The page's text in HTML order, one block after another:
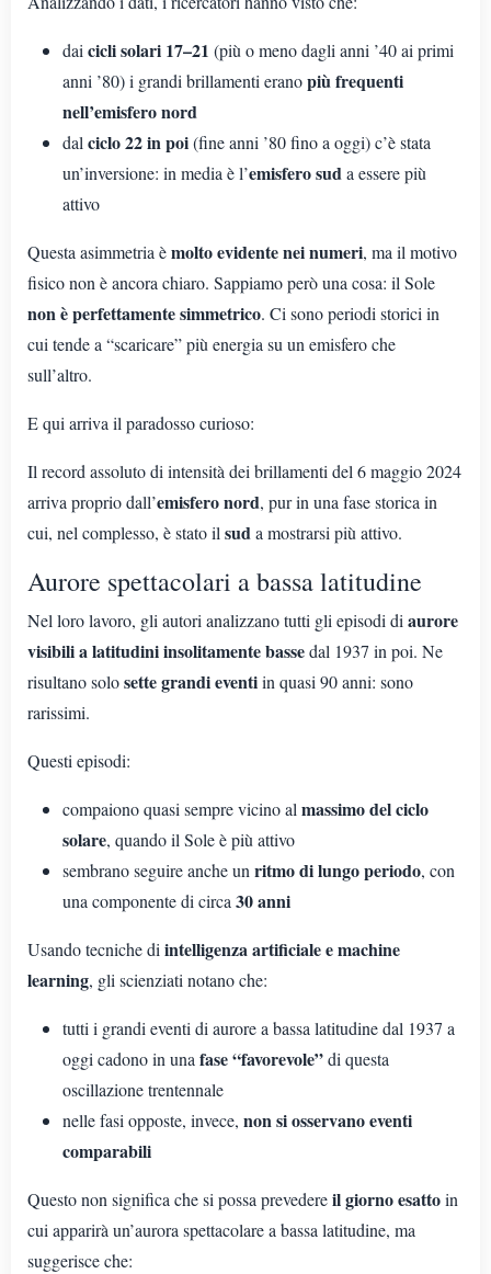
dai cicli solari 17–21 (più o meno dagli anni ’40 ai primi
anni ’80) i grandi brillamenti eranopiù frequenti
nell’emisfero nord
dal ciclo 22 in poi(fine anni ’80 fino a oggi) c’è stata
un’inversione: in media è l’emisfero suda essere più
attivo
Questa asimmetria èmolto evidente nei numeri, ma il motivo
fisico non è ancora chiaro. Sappiamo però una cosa: il Sole
non è perfettamente simmetrico. Ci sono periodi storici in
cui tende a “scaricare” più energia su un emisfero che
sull’altro.
E qui arriva il paradosso curioso:
Il record assoluto di intensità dei brillamenti del 6 maggio 2024
arriva proprio dall’emisfero nord, pur in una fase storica in
cui, nel complesso, è stato il suda mostrarsi più attivo.
Aurore spettacolari a bassa latitudine
Nel loro lavoro, gli autori analizzano tutti gli episodi di aurore
visibili a latitudini insolitamente bassedal 1937 in poi. Ne
risultano solosette grandi eventiin quasi 90 anni: sono
rarissimi.
Questi episodi:
compaiono quasi sempre vicino al massimo del ciclo
solare, quando il Sole è più attivo
sembrano seguire anche un ritmo di lungo periodo, con
una componente di circa 30 anni
Usando tecniche di intelligenza artificiale e machine
learning, gli scienziati notano che:
tutti i grandi eventi di aurore a bassa latitudine dal 1937 a
oggi cadono in una fase “favorevole”di questa
oscillazione trentennale
nelle fasi opposte, invece, non si osservano eventi
comparabili
Questo non significa che si possa prevedereil giorno esattoin
cui apparirà un’aurora spettacolare a bassa latitudine, ma
suggerisce che: